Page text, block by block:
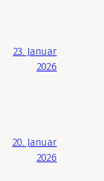
23. Januar
2026
20. Januar
2026